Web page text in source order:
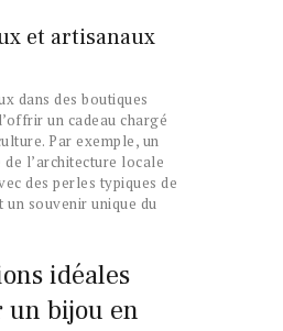
et artisanaux
dans des boutiques
un cadeau chargé
Par exemple, un
l’architecture locale
des perles typiques de
souvenir unique du
idéales
bijou en